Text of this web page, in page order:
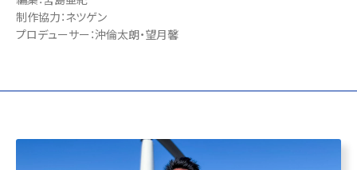
制作協力：ネツゲン
プロデューサー：沖倫太朗・望月馨